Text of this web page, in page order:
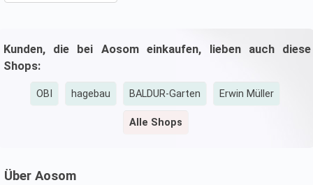
Kunden, die bei Aosom einkaufen, lieben auch diese
Shops:
OBI hagebau BALDUR-Garten Erwin Müller
Alle Shops
Über Aosom